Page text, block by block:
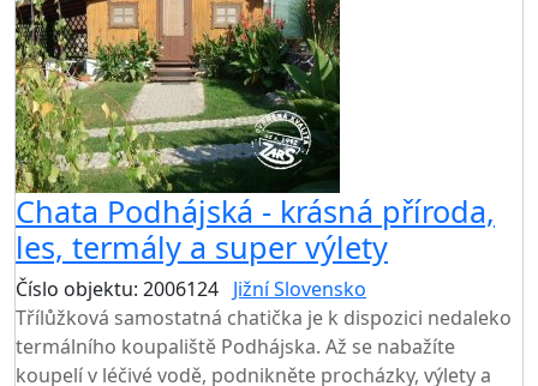
Chata Podhájská - krásná příroda,
les, termály a super výlety
Číslo objektu: 2006124 Jižní Slovensko
Třílůžková samostatná chatička je k dispozici nedaleko
termálního koupaliště Podhájska. Až se nabažíte
koupelí v léčivé vodě, podnikněte procházky, výlety a